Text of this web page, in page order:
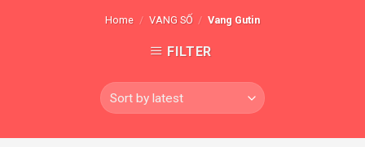
Home / VANG SỐ / Vang Gutin
FILTER